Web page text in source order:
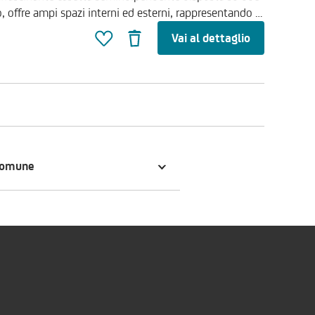
e il contatto con il verde. L'abitazione
sia sul fronte che sul retro, garantendo privacy e
alla casa: in quest'area è presente un pratico
funzionale ed un bagno finestrato. Tramite
secondo cortile privato; qui sorge un caratteristico
acustico. Per valutare la proposta
Vai al dettaglio